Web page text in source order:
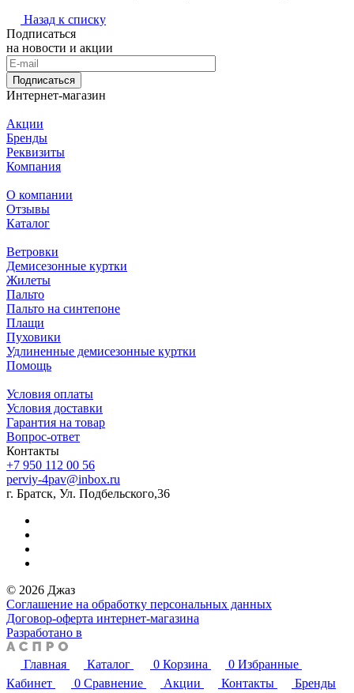
Назад к списку
Подписаться
на новости и акции
Подписаться
Интернет-магазин
Акции
Бренды
Реквизиты
Компания
О компании
Отзывы
Каталог
Ветровки
Демисезонные куртки
Жилеты
Пальто
Пальто на синтепоне
Плащи
Пуховики
Удлиненные демисезонные куртки
Помощь
Условия оплаты
Условия доставки
Гарантия на товар
Вопрос-ответ
Контакты
+7 950 112 00 56
perviy-4pav@inbox.ru
г. Братск, Ул. Подбельского,36
© 2026 Джаз
Соглашение на обработку персональных данных
Договор-оферта интернет-магазина
Разработано в
Главная Каталог 0 Корзина 0 Избранные
Кабинет
0 Сравнение Акции Контакты Бренды